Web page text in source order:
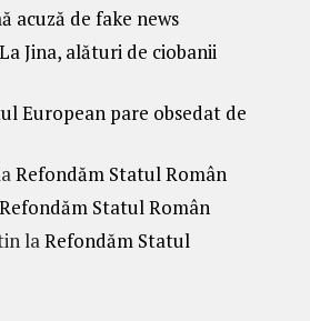
acuză de fake news
La Jina, alături de ciobanii
European pare obsedat de
Refondăm Statul Român
Refondăm Statul Român
laRefondăm Statul